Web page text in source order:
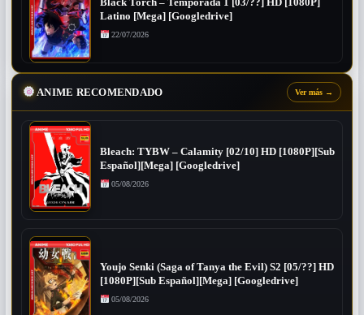
Latino [Mega] [Googledrive]
22/07/2026
ANIME RECOMENDADO Ver más →
Bleach: TYBW – Calamity [02/10] HD [1080P][Sub
Español][Mega] [Googledrive]
05/08/2026
Youjo Senki (Saga of Tanya the Evil) S2 [05/??] HD
[1080P][Sub Español][Mega] [Googledrive]
05/08/2026